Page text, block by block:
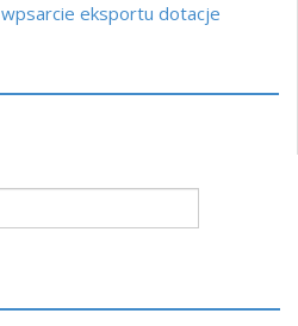
wpsarcie eksportu dotacje